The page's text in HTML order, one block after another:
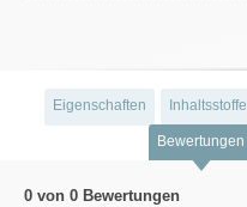
Eigenschaften Inhaltsstoffe
Bewertungen
0 von 0 Bewertungen